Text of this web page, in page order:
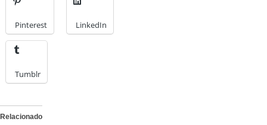
Pinterest LinkedIn
Tumblr
Relacionado